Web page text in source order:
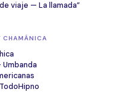
viaje — La llamada”
CHAMÁNICA